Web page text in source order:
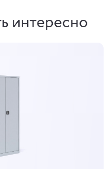
интересно